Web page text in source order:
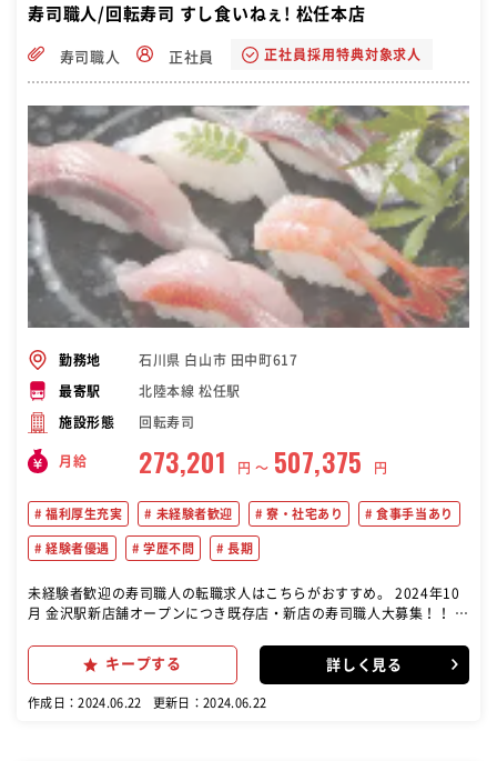
寿司職人/回転寿司 すし食いねぇ! 松任本店
寿司職人 正社員 正社員採用特典対象求人
勤務地 石川県 白山市 田中町617
最寄駅 北陸本線 松任駅
施設形態 回転寿司
月給 273,201 円 〜 507,375 円
福利厚生充実 未経験者歓迎 寮・社宅あり 食事手当あり
経験者優遇 学歴不問 長期
未経験者歓迎の寿司職人の転職求人はこちらがおすすめ。 2024年10
月 金沢駅新店舗オープンにつき既存店・新店の寿司職人大募集！！ 入
舗オープンまでは、既存店にて研修もできます。 回転寿司で寿司職人
としての業務をお任せします。毎朝夕水揚げされるいきのいい魚介を
す。 また、仕事に慣れてきましたら、発注業務・人材育成・店舗管理
キープする 詳しく見る
作成日：2024.06.22 更新日：2024.06.22